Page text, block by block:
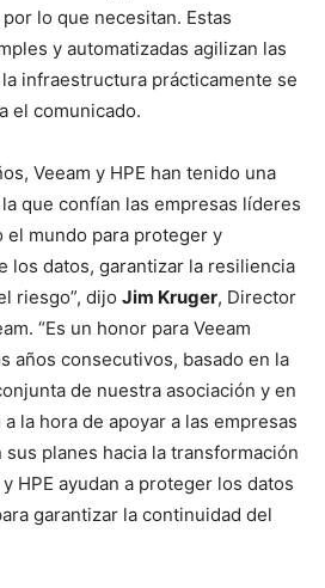
lo que necesitan. Estas
y automatizadas agilizan las
infraestructura prácticamente se
el comunicado.
Veeam y HPE han tenido una
que confían las empresas líderes
el mundo para proteger y
los datos, garantizar la resiliencia
riesgo”, dijo Jim Kruger, Director
“Es un honor para Veeam
años consecutivos, basado en la
de nuestra asociación y en
la hora de apoyar a las empresas
planes hacia la transformación
HPE ayudan a proteger los datos
garantizar la continuidad del